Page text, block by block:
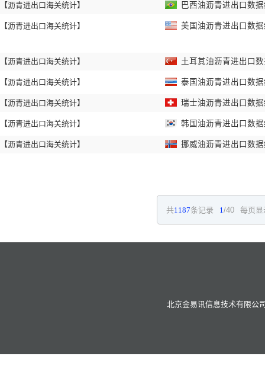
【沥青进出口海关统计】
【沥青进出口海关统计】
【沥青进出口海关统计】
【沥青进出口海关统计】
【沥青进出口海关统计】
【沥青进出口海关统计】
【沥青进出口海关统计】
巴西油沥青进出口数
美国油沥青进出口数
土耳其油沥青进出口
泰国油沥青进出口数
瑞士油沥青进出口数
韩国油沥青进出口数
挪威油沥青进出口数
共1187条记录 1/40 每页显
北京金易讯信息技术有限公